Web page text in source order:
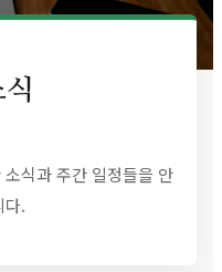
식과 주간 일정들을 안
다.